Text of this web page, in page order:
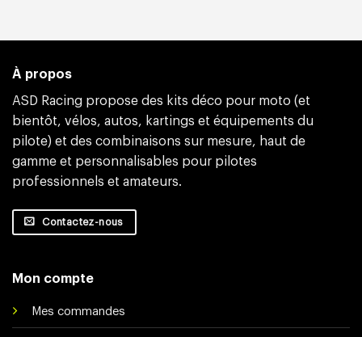
À propos
ASD Racing propose des kits déco pour moto (et
bientôt, vélos, autos, kartings et équipements du
pilote) et des combinaisons sur mesure, haut de
gamme et personnalisables pour pilotes
professionnels et amateurs.
Contactez-nous
Mon compte
Mes commandes